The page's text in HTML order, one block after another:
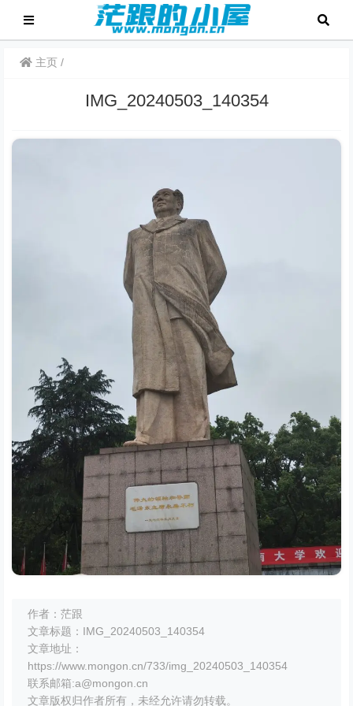
主页
IMG_20240503_140354
作者：茫跟
文章标题：IMG_20240503_140354
文章地址：
https://www.mongon.cn/733/img_20240503_140354
联系邮箱:a@mongon.cn
文章版权归作者所有，未经允许请勿转载。